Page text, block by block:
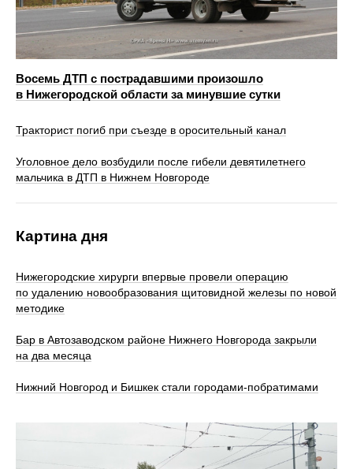
Восемь ДТП с пострадавшими произошло
в Нижегородской области за минувшие сутки
Тракторист погиб при съезде в оросительный канал
Уголовное дело возбудили после гибели девятилетнего
мальчика в ДТП в Нижнем Новгороде
Картина дня
Нижегородские хирурги впервые провели операцию
по удалению новообразования щитовидной железы по новой
методике
Бар в Автозаводском районе Нижнего Новгорода закрыли
на два месяца
Нижний Новгород и Бишкек стали городами-побратимами